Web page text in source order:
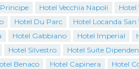
Hotel Vecchia Napoli Hotel
Hotel Du Parc Hotel Locanda San
Hotel Gabbiano Hotel Imperial
Hotel Silvestro Hotel Suite
Benaco Hotel Capinera Hotel